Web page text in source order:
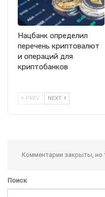
Нацбанк определил
перечень криптовалют
и операций для
криптобанков
PREV NEXT
Комментарии закрыты, но
Поиск